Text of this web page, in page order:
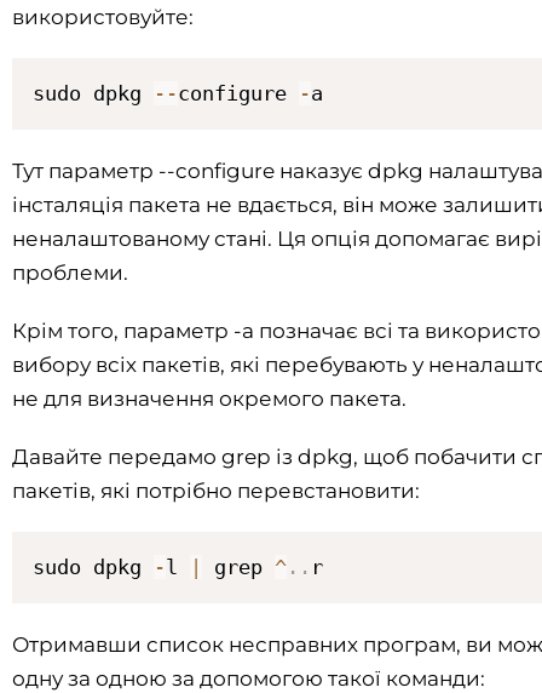
використовуйте:
sudo dpkg --configure -a
Тут параметр --configure наказує dpkg
інсталяція пакета не вдається, він може
неналаштованому стані. Ця опція допомагає
проблеми.
Крім того, параметр -a позначає всі та
вибору всіх пакетів, які перебувають у
не для визначення окремого пакета.
Давайте передамо grep із dpkg, щоб побачити
пакетів, які потрібно перевстановити:
sudo dpkg -l grep ^ . . r
Отримавши список несправних програм, ви
одну за одною за допомогою такої команди: